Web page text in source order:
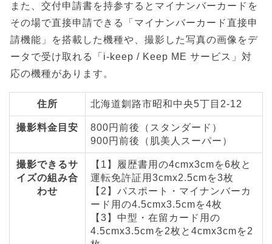
また、交付申請書を持参するとマイナンバーカードを
その場で直接申請できる「マイナンバーカード直接申
請機能」を搭載した機種や、撮影した写真の画像をデ
ータで受け取れる「i-keep / Keep ME サービス」対
応の機種があります。
住所 北海道釧路市昭和中央5丁目2-12
撮影料金目安
800円前後（スタンダード）
900円前後（肌美人スーパー）
撮影できるサ
イズの組み合
わせ
【1】履歴書用の4cmx3cmを6枚と
運転免許証用3cmx2.5cmを3枚
【2】パスポート・マイナンバーカ
ード用の4.5cmx3.5cmを4枚
【3】中型・在留カード用の
4.5cmx3.5cmを2枚と4cmx3cmを2